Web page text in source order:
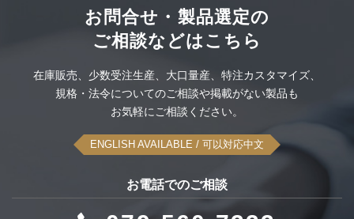
このカテゴリーをすべて表示
UPS無停電電源装置
可搬型蓄電システム
このカテゴリーをすべて表示
このカテゴリーをすべて表示
感染対策品
このカテゴリーをすべて表示
お問合せ・製品選定の
ご相談などはこちら
在庫販売、 少数受注生産、 大口量産、 特注カスタマイズ、
規格・法令についてのご相談や掲載がない製品も
お気軽にご相談ください。
ENGLISH AVAILABLE / 可以対応中文
お電話でのご相談